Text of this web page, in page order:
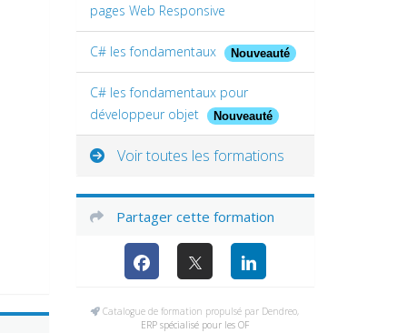
pages Web Responsive
C# les fondamentaux Nouveauté
C# les fondamentaux pour
développeur objet
Nouveauté
Voir toutes les formations
Partager cette formation
Catalogue de formation propulsé par Dendreo,
ERP spécialisé pour les OF